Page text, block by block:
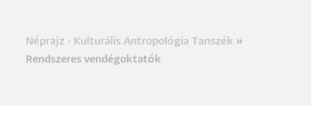
Morzsa
Néprajz - Kulturális Antropológia Tanszék
Rendszeres vendégoktatók